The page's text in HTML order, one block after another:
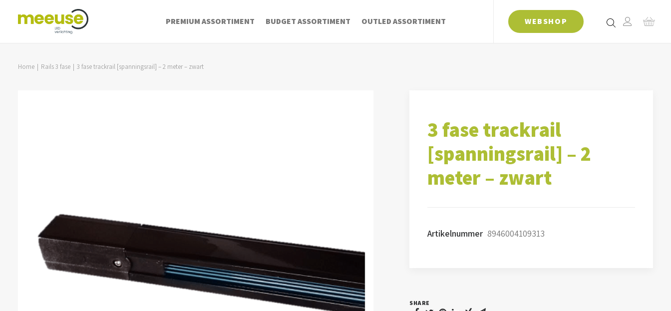
PREMIUM ASSORTIMENT BUDGET ASSORTIMENT OUTLED ASSORTIMENT WEBSHOP
Home Rails 3 fase 3 fase trackrail [spanningsrail] – 2 meter – zwart
3 fase trackrail
[spanningsrail] – 2
meter – zwart
Artikelnummer 8946004109313
SHARE